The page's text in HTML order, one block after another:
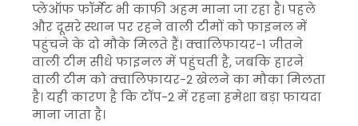
प्लेऑफ फॉर्मेट भी काफी अहम माना जा रहा है। पहले
और दूसरे स्थान पर रहने वाली टीमों को फाइनल में
पहुंचने के दो मौके मिलते हैं। क्वालिफायर-1 जीतने
वाली टीम सीधे फाइनल में पहुंचती है, जबकि हारने
वाली टीम को क्वालिफायर-2 खेलने का मौका मिलता
है। यही कारण है कि टॉप-2 में रहना हमेशा बड़ा फायदा
माना जाता है।